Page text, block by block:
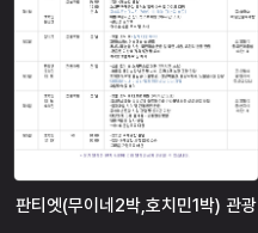
판티엣(무이네2박,호치민1박) 관광